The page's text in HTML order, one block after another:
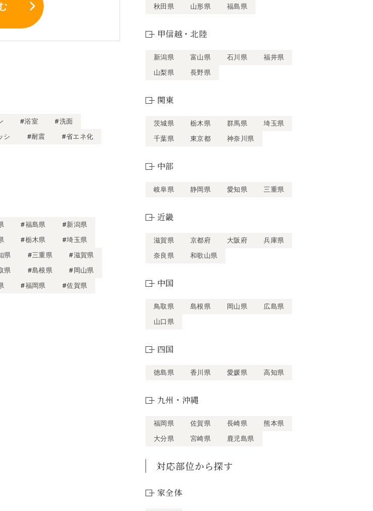
#浴室
#洗面
シ #耐震 #省エネ化
#福島県
#新潟県
#栃木県
#埼玉県
県 #三重県
#滋賀県
県 #島根県
#岡山県
#福岡県
#佐賀県
秋田県
山形県 福島県
甲信越・北陸
新潟県 富山県 石川県
福井県
山梨県
長野県
関東
茨城県 栃木県 群馬県
埼玉県
千葉県
東京都 神奈川県
中部
岐阜県 静岡県 愛知県 三重県
近畿
滋賀県 京都府 大阪府
兵庫県
奈良県
和歌山県
中国
鳥取県 島根県 岡山県
広島県
山口県
四国
徳島県 香川県 愛媛県 高知県
九州・沖縄
福岡県 佐賀県 長崎県
熊本県
大分県
宮崎県 鹿児島県
対応部位から探す
家全体